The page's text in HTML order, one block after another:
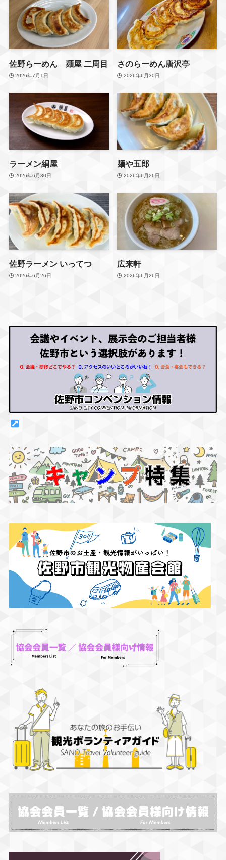
・公園やグルメ
をママ目線で紹介していま
す🌷
📍〒327-0831
栃木県佐野市浅沼町７５７
📍佐野市周辺
子連れでどこ行く？に迷っ
たら
フォローして
次のおでかけ候補に🌿
佐野おでかけMAP配信中！
過去の行く前メモは
プロフィールリンクからど
うぞ🔗
#しまだやラーメン
#佐野ラーメン
佐野らーめん 麺屋 二周目
2026年7月1日
さのらーめん唐沢亭
2026年6月30日
ラーメン絹屋
2026年6月30日
麺や五郎
2026年6月26日
佐野ラーメン いってつ
2026年6月26日
広来軒
2026年6月26日